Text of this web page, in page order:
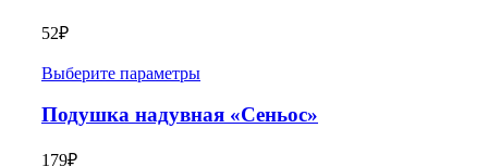
52₽
Выберите параметры
Подушка надувная «Сеньос»
179₽